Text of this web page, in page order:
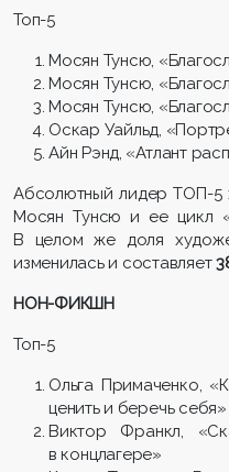
Топ-5
Мосян Тунсю,
Мосян Тунсю,
Мосян Тунсю,
Оскар Уайльд,
Айн Рэнд, «Атлант
Абсолютный лидер ТОП-5
Мосян Тунсю и ее цикл
В целом же доля
изменилась и составляет
НОН-ФИКШН
Топ-5
Ольга Примаченко,
ценить и беречь себя»
Виктор Франкл,
в концлагере»